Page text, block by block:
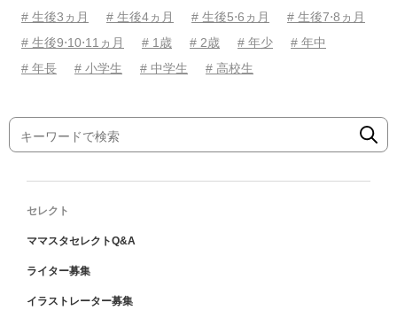
# 生後3ヵ月
# 生後4ヵ月 # 生後5⋅6ヵ月
# 生後7⋅8ヵ月
# 生後9⋅10⋅11ヵ月
# 1歳 # 2歳 # 年少
# 年中
# 年長
# 小学生 # 中学生 # 高校生
セレクト
ママスタセレクトQ&A
ライター募集
イラストレーター募集